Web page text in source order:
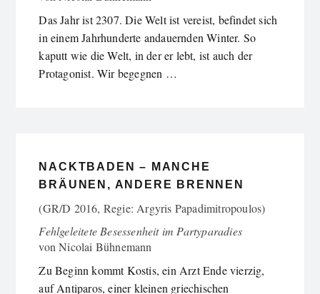
Das Jahr ist 2307. Die Welt ist vereist, befindet sich
in einem Jahrhunderte andauernden Winter. So
kaputt wie die Welt, in der er lebt, ist auch der
Protagonist. Wir begegnen …
NACKTBADEN – MANCHE
BRÄUNEN, ANDERE BRENNEN
(GR/D 2016, Regie: Argyris Papadimitropoulos)
Fehlgeleitete Besessenheit im Partyparadies
vonNicolai Bühnemann
Zu Beginn kommt Kostis, ein Arzt Ende vierzig,
auf Antiparos, einer kleinen griechischen